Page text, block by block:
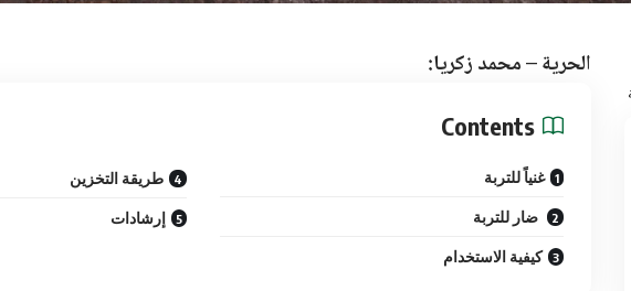
الحرية – محمد زكريا:
Contents
غنياً للتربة
ضار للتربة
كيفية الاستخدام
طريقة التخزين
إرشادات